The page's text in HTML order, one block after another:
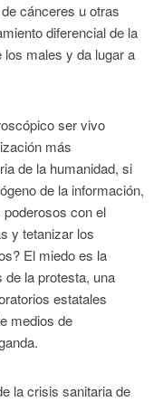
cánceres u otras
diferencial de la
los males y da lugar a
ser vivo
más
de la humanidad, si
de la información,
con el
y tetanizar los
El miedo es la
la protesta, una
estatales
medios de
la crisis sanitaria de